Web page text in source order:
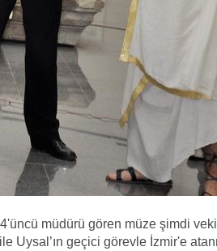
müdürü gören müze şimdi
Uysal’ın geçici görevle İzmir'e